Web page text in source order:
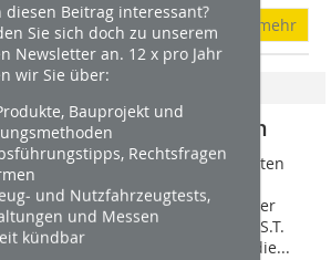
diesen Beitrag interessant?
Sie sich doch zu unserem
Newsletter an. 12 x pro Jahr
wir Sie über:
Bauprojekt und
Rechtsfragen
und Nutzfahrzeugtests,
und Messen
kündbar
mehr
2019 I 2020 verliehen
die goldene Trophäe für den ersten
in der Wettbewerbskategorie
konnten sich am Abend der
die Mitarbeiter der A.S.T.
GmbH freuen. Sie erhielten die...